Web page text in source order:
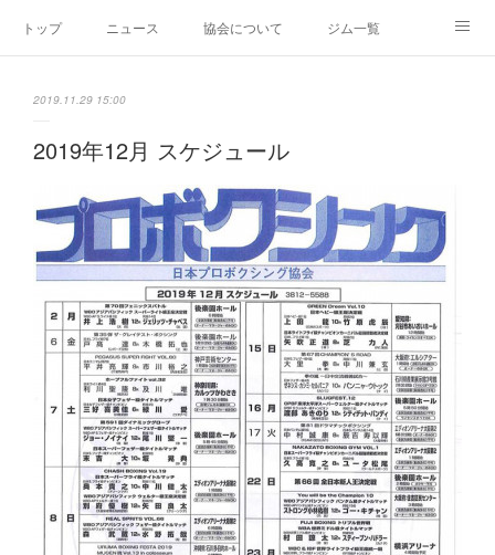
トップ ニュース 協会について ジム一覧
2019.11.29 15:00
2019年12月 スケジュール